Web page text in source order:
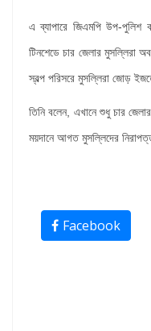
এ ব্যাপারে জিএমপি উপ-পুলিশ
টিনশেডে চার জেলার মুসল্লিরা
স্বল্প পরিসরে মুসল্লিরা জোড়
তিনি বলেন, এখানে শুধু চার
ময়দানে আগত মুসল্লিদের
Facebook